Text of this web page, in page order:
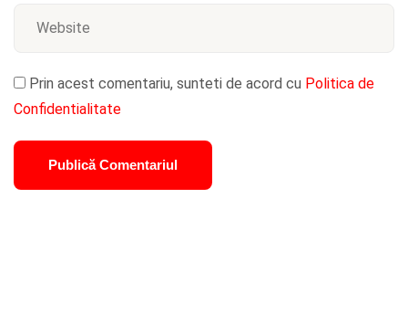
Prin acest comentariu, sunteti de acord cu Politica de
Confidentialitate